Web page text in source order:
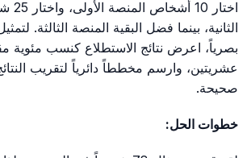
الثانية، بينما فضل البقية المنصة الثالثة.
بصرياً، اعرض نتائج الاستطلاع كنسب مئوية
عشريتين، وارسم مخططاً دائرياً لتقريب
صحيحة.
خطوات الحل: